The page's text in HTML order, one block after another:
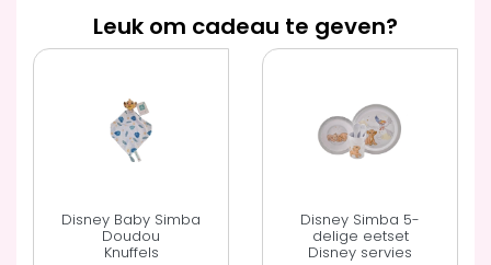
Leuk om cadeau te geven?
Disney Baby Simba
Doudou
Knuffels
Disney Simba 5-
delige eetset
Disney servies